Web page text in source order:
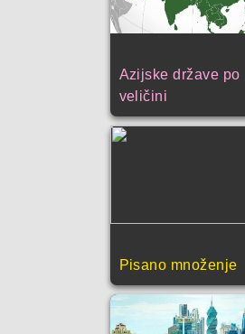
Azijske države po
veličini
Pisano množenje